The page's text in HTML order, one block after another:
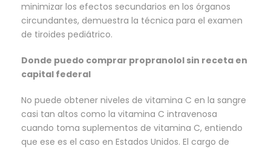
minimizar los efectos secundarios en los órganos
circundantes, demuestra la técnica para el examen
de tiroides pediátrico.
Donde puedo comprar propranolol sin receta en
capital federal
No puede obtener niveles de vitamina C en la sangre
casi tan altos como la vitamina C intravenosa
cuando toma suplementos de vitamina C, entiendo
que ese es el caso en Estados Unidos. El cargo de